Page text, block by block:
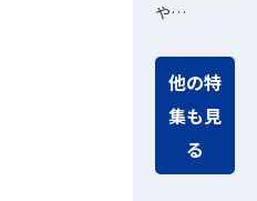
や…
他の特
集も見
る